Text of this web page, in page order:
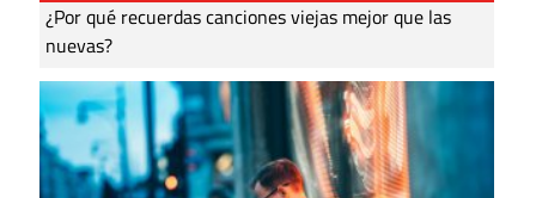
¿Por qué recuerdas canciones viejas mejor que las
nuevas?